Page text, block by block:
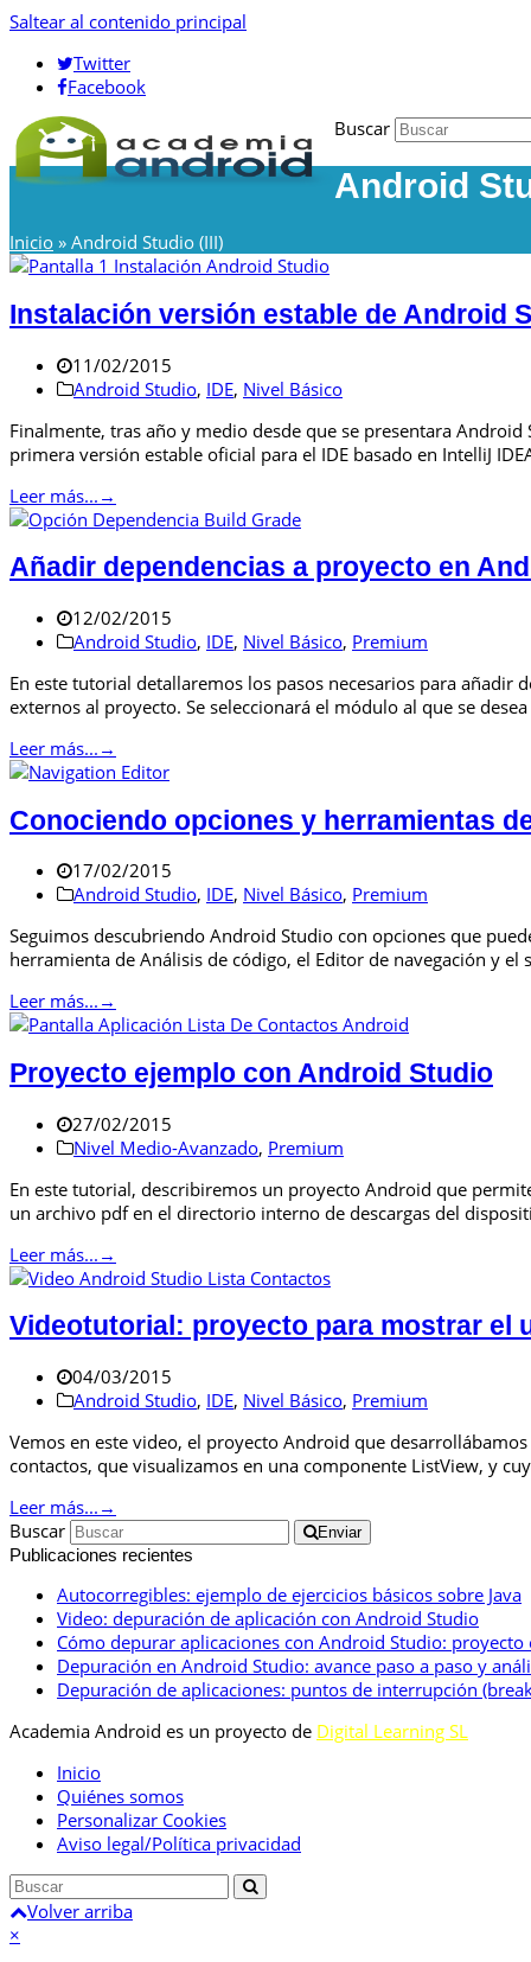
Saltear al contenido principal
Twitter
Facebook
Buscar
Android
Inicio » Android Studio (III)
Instalación versión estable de Android
11/02/2015
Android Studio, IDE, Nivel Básico
Finalmente, tras año y medio desde que se presentara
primera versión estable oficial para el IDE basado en IntelliJ
Leer más... →
Añadir dependencias a proyecto en
12/02/2015
Android Studio, IDE, Nivel Básico, Premium
En este tutorial detallaremos los pasos necesarios para añadir
externos al proyecto. Se seleccionará el módulo al que se
Leer más... →
Conociendo opciones y herramientas
17/02/2015
Android Studio, IDE, Nivel Básico, Premium
Seguimos descubriendo Android Studio con opciones que
herramienta de Análisis de código, el Editor de navegación y
Leer más... →
Proyecto ejemplo con Android Studio
27/02/2015
Nivel Medio-Avanzado, Premium
En este tutorial, describiremos un proyecto Android que
un archivo pdf en el directorio interno de descargas del
Leer más... →
Videotutorial: proyecto para mostrar el
04/03/2015
Android Studio, IDE, Nivel Básico, Premium
Vemos en este video, el proyecto Android que
contactos, que visualizamos en una componente ListView, y
Leer más... →
Buscar
Enviar
Publicaciones recientes
Autocorregibles: ejemplo de ejercicios básicos sobre Java
Video: depuración de aplicación con Android Studio
Cómo depurar aplicaciones con Android Studio: proyecto
Depuración en Android Studio: avance paso a paso y
Depuración de aplicaciones: puntos de interrupción
Academia Android es un proyecto de Digital Learning SL
Inicio
Quiénes somos
Personalizar Cookies
Aviso legal/Política privacidad
Volver arriba
×